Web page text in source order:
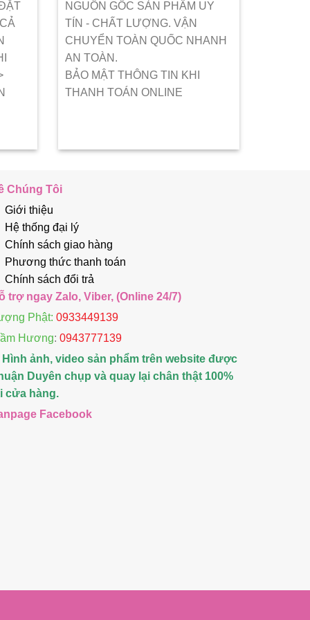
NGUỒN GỐC SẢN PHẨM UY
TÍN - CHẤT LƯỢNG. VẬN
CHUYỂN TOÀN QUỐC NHANH
AN TOÀN.
BẢO MẬT THÔNG TIN KHI
THANH TOÁN ONLINE
Chúng Tôi
Giới thiệu
Hệ thống đại lý
Chính sách giao hàng
Phương thức thanh toán
Chính sách đổi trả
trợ ngay Zalo, Viber, (Online 24/7)
Phật: 0933449139
Hương: 0943777139
ảnh, video sản phẩm trên website được
Duyên chụp và quay lại chân thật 100%
cửa hàng.
Facebook